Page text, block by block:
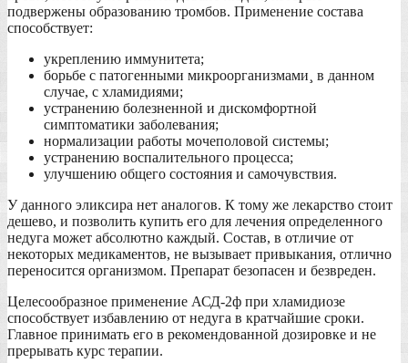
подвержены образованию тромбов. Применение состава
способствует:
укреплению иммунитета;
борьбе с патогенными микроорганизмами¸ в данном
случае, с хламидиями;
устранению болезненной и дискомфортной
симптоматики заболевания;
нормализации работы мочеполовой системы;
устранению воспалительного процесса;
улучшению общего состояния и самочувствия.
У данного эликсира нет аналогов. К тому же лекарство стоит
дешево, и позволить купить его для лечения определенного
недуга может абсолютно каждый. Состав, в отличие от
некоторых медикаментов, не вызывает привыкания, отлично
переносится организмом. Препарат безопасен и безвреден.
Целесообразное применение АСД-2ф при хламидиозе
способствует избавлению от недуга в кратчайшие сроки.
Главное принимать его в рекомендованной дозировке и не
прерывать курс терапии.